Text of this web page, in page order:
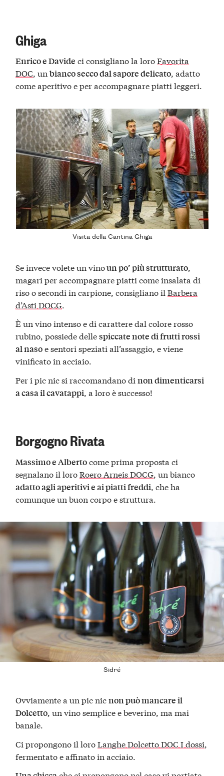
Ghiga
Enrico e Davide ci consigliano la loroFavorita
DOC, unbianco secco dal sapore delicato, adatto
come aperitivo e per accompagnare piatti leggeri.
Visita della Cantina Ghiga
Se invece volete un vinoun po’ più strutturato,
magari per accompagnare piatti come insalata di
riso o secondi in carpione, consigliano ilBarbera
d’Asti DOCG.
È un vino intenso e di carattere dal colore rosso
rubino, possiede dellespiccate note di frutti rossi
al nasoe sentori speziati all’assaggio, e viene
vinificato in acciaio.
Per i pic nic si raccomandano dinon dimenticarsi
a casa il cavatappi, a loro è successo!
Borgogno Rivata
Massimo e Albertocome prima proposta ci
segnalano il loroRoero Arneis DOCG, un bianco
adatto agli aperitivi e ai piatti freddi, che ha
comunque un buon corpo e struttura.
Sidré
Ovviamente a un pic nicnon può mancare il
Dolcetto, un vino semplice e beverino, ma mai
banale.
Ci propongono il loroLanghe Dolcetto DOC I dossi,
fermentato e affinato in acciaio.